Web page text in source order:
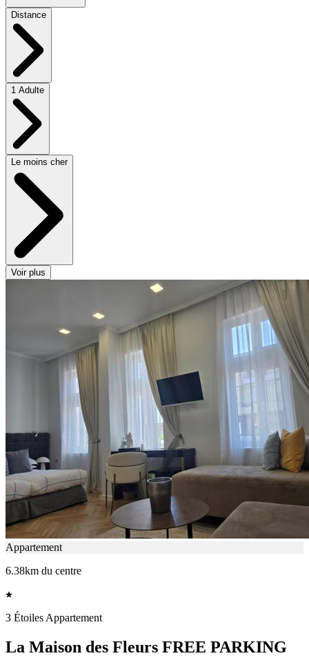
Distance
1 Adulte
Le moins cher
Voir plus
Appartement
6.38km du centre
3 Étoiles Appartement
La Maison des Fleurs FREE PARKING